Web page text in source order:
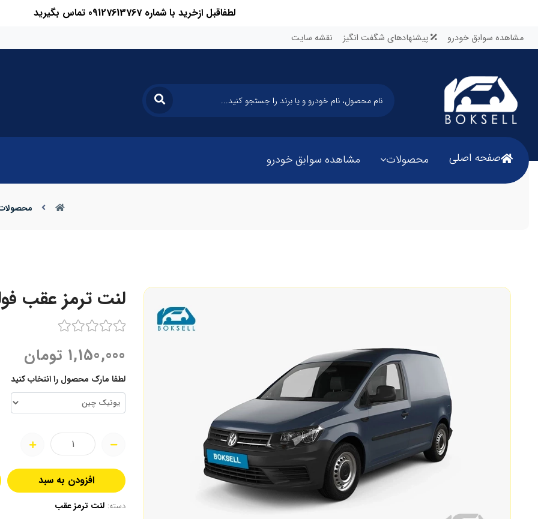
لطفاقبل ازخرید با شماره 09127613767 تماس بگیرید
مشاهده سوابق خودرو پیشنهادهای شگفت انگیز نقشه سایت
صفحه اصلی محصولات مشاهده سوابق خودرو
لنت ترمز عقب
1,150,000 تومان
لطفا مارک محصول را انتخاب کنید
افزودن به سبد
دسته: لنت ترمز عقب